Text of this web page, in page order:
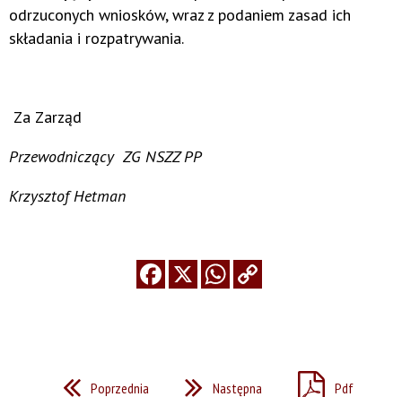
odrzuconych wniosków, wraz z podaniem zasad ich
składania i rozpatrywania.
Za Zarząd
Przewodniczący ZG NSZZ PP
Krzysztof Hetman
Poprzednia Następna Pdf